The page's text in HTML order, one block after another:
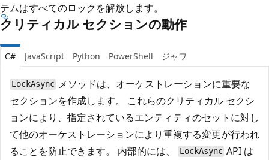
テムはすべてのロックを解放します。
クリティカル セクションの動作
C# JavaScript Python PowerShell ジャワ
LockAsync メソッドは、オーケストレーションに重要な
セクションを作成します。 これらのクリティカル セクシ
ョンにより、指定されているエンティティのセットに対し
て他のオーケストレーションにより重複する変更が行われ
ることを防止できます。 内部的には、
LockAsync API は